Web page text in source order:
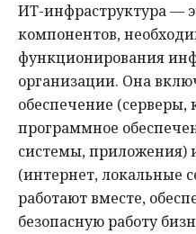
ИТ-инфраструктура —
компонентов,
функционирования
организации. Она
обеспечение
программное
системы, приложения)
(интернет, локальные
работают вместе,
безопасную работу